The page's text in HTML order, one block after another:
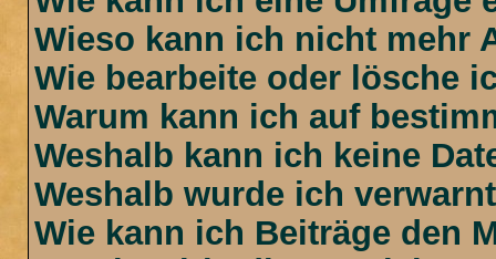
Wieso kann ich nicht mehr
Wie bearbeite oder lösche
Warum kann ich auf
Weshalb kann ich keine
Weshalb wurde ich
Wie kann ich Beiträge den